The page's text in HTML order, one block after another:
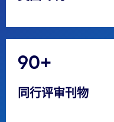
90+
同行评审刊物